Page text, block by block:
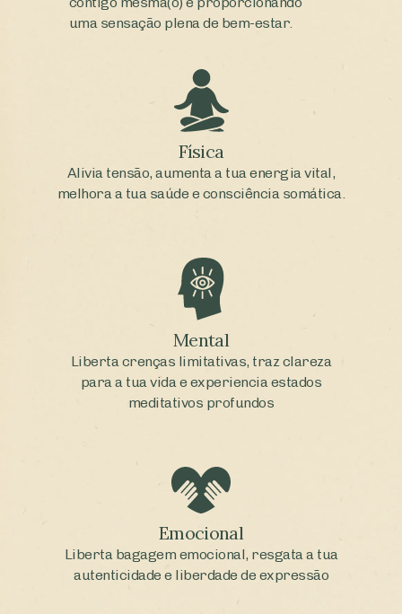
uma sensação plena de bem-estar.
Física
Alivia tensão, aumenta a tua energia vital,
melhora a tua saúde e consciência somática.
Mental
Liberta crenças limitativas, traz clareza
para a tua vida e experiencia estados
meditativos profundos
Emocional
Liberta bagagem emocional, resgata a tua
autenticidade e liberdade de expressão